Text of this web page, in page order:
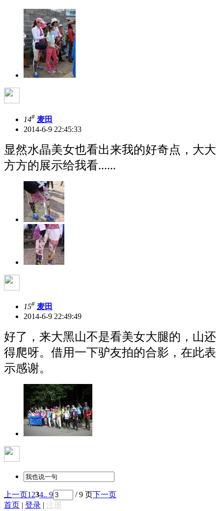
14# 麦田
2014-6-9 22:45:33
显然水晶美女也看出来我的好奇点，大大
方方的展示给我看......
15# 麦田
2014-6-9 22:49:49
好了，来大黑山不是看美女大腿的，山还
得爬呀。借用一下驴友拍的合影，在此表
示感谢。
上一页 1234.. 9 / 9 页
下一页
首页
登录 注册